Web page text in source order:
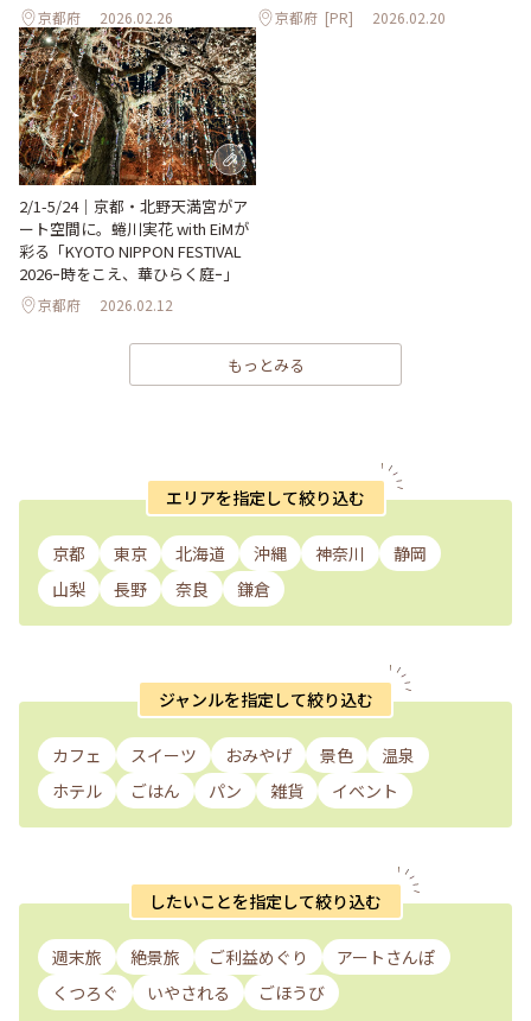
京都府 2026.02.26 京都府 [PR] 2026.02.20
2/1-5/24｜京都・北野天満宮がア
ート空間に。蜷川実花 with EiMが
彩る「KYOTO NIPPON FESTIVAL
2026ｰ時をこえ、華ひらく庭ｰ」
京都府 2026.02.12
もっとみる
エリアを指定して絞り込む
京都 東京 北海道 沖縄 神奈川
静岡
山梨
長野 奈良 鎌倉
ジャンルを指定して絞り込む
カフェ スイーツ おみやげ 景色
温泉
ホテル
ごはん パン 雑貨 イベント
したいことを指定して絞り込む
週末旅 絶景旅 ご利益めぐり
アートさんぽ
くつろぐ
いやされる ごほうび